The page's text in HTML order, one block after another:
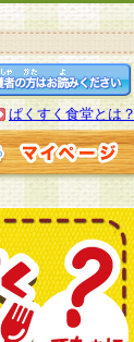
ぱくすく食堂とは？